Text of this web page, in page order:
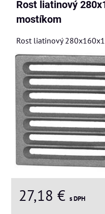
Rost liatinový
mostíkom
Rost liatinový
27,18 € s DPH